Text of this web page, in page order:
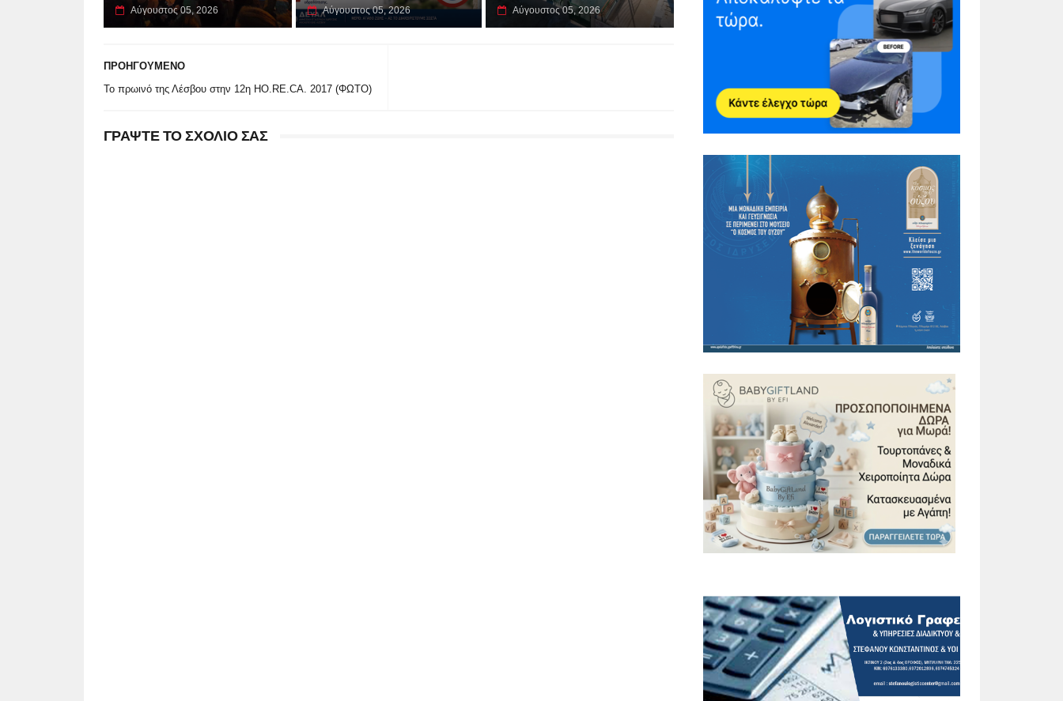
Αύγουστος 05, 2026 Αύγουστος 05, 2026 Αύγουστος 05, 2026
ΠΡΟΗΓΟΥΜΕΝΟ
Το πρωινό της Λέσβου στην 12η HO.RE.CA. 2017 (ΦΩΤΟ)
ΓΡΑΨΤΕ ΤΟ ΣΧΟΛΙΟ ΣΑΣ